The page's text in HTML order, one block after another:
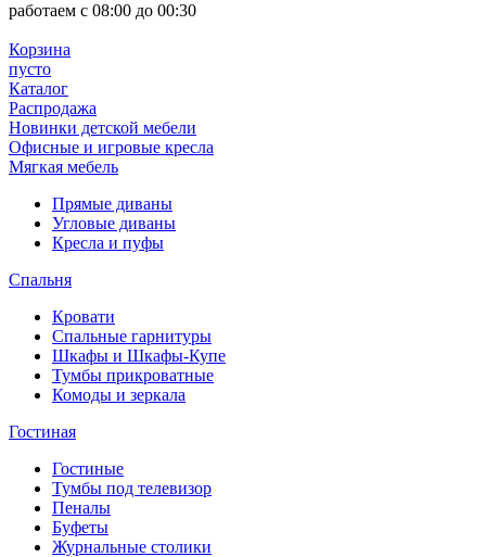
работаем с 08:00 до 00:30
Корзина
пусто
Каталог
Распродажа
Новинки детской мебели
Офисные и игровые кресла
Мягкая мебель
Прямые диваны
Угловые диваны
Кресла и пуфы
Спальня
Кровати
Спальные гарнитуры
Шкафы и Шкафы-Купе
Тумбы прикроватные
Комоды и зеркала
Гостиная
Гостиные
Тумбы под телевизор
Пеналы
Буфеты
Журнальные столики